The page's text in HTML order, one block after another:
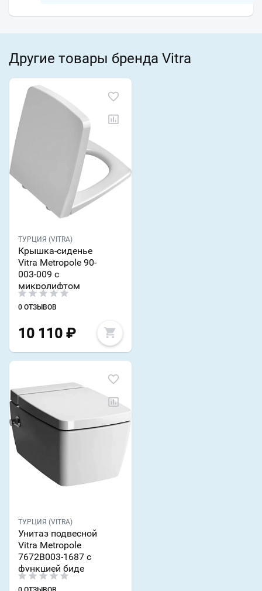
Другие товары бренда Vitra
ТУРЦИЯ (VITRA)
Крышка-сиденье
Vitra Metropole 90-
003-009 с
микролифтом
0 ОТЗЫВОВ
10 110 ₽
ТУРЦИЯ (VITRA)
Унитаз подвесной
Vitra Metropole
7672B003-1687 с
функцией биде